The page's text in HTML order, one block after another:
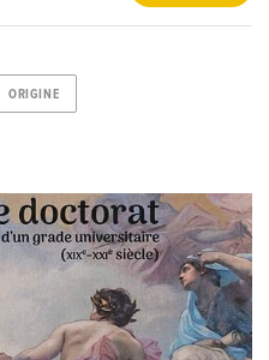
ORIGINE